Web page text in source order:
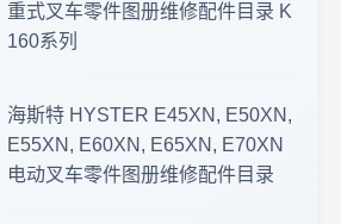
零件图册 · 更新公告 2026年7月30日
工程机械零件图册更新 · 2026年7月26日
重式叉车零件图册维修配件目录 K
160系列
海斯特 HYSTER E45XN, E50XN,
E55XN, E60XN, E65XN, E70XN
电动叉车零件图册维修配件目录